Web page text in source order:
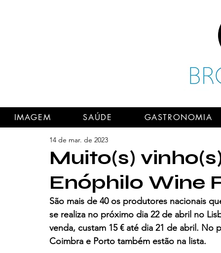
IMAGEM SAÚDE GASTRONOMIA
Muito(s)
Enóphilo Wine
14 de mar. de 2023
São mais de 40 os produtores nacionais
se realiza no próximo dia 22 de abril no
venda, custam 15 € até dia 21 de abril.
Coimbra e Porto também estão na lista.